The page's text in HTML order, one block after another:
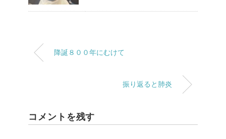
降誕８００年にむけて
振り返ると肺炎
コメントを残す